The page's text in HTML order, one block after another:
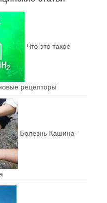
Что это такое
рецепторы
Болезнь Кашина-